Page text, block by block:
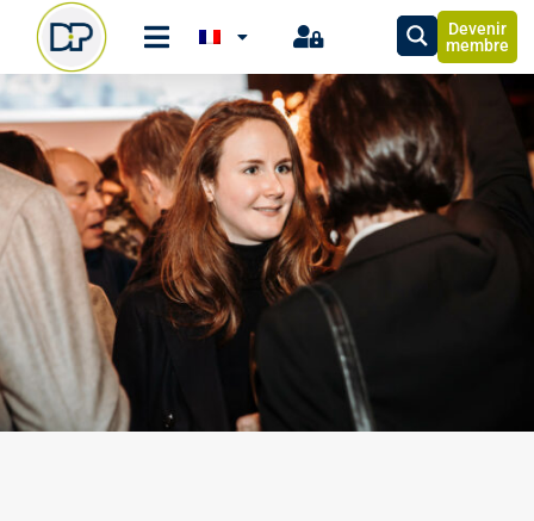
Devenir
membre